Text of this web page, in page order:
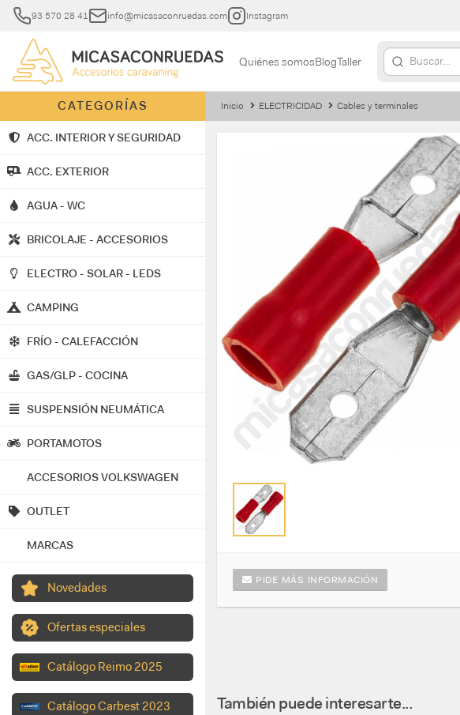
93 570 28 41 info@micasaconruedas.com Instagram
Quiénes somosBlogTaller
CATEGORÍAS
ACC. INTERIOR Y SEGURIDAD
ACC. EXTERIOR
AGUA - WC
BRICOLAJE - ACCESORIOS
ELECTRO - SOLAR - LEDS
CAMPING
FRÍO - CALEFACCIÓN
GAS/GLP - COCINA
SUSPENSIÓN NEUMÁTICA
PORTAMOTOS
ACCESORIOS VOLKSWAGEN
OUTLET
MARCAS
Novedades
Ofertas especiales
Catálogo Reimo 2025
Catálogo Carbest 2023
Inicio ELECTRICIDAD Cables y terminales
PIDE MÁS INFORMACIÓN
También puede interesarte...